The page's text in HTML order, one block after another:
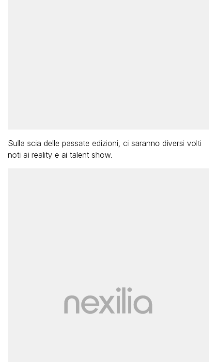
Sulla scia delle passate edizioni, ci saranno diversi volti
noti ai reality e ai talent show.